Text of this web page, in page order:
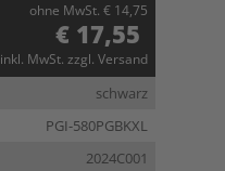
ohne MwSt. € 14,75
€ 17,55
inkl. MwSt. zzgl. Versand
schwarz
PGI-580PGBKXL
2024C001